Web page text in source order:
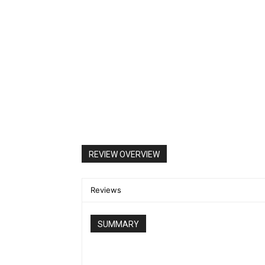
REVIEW OVERVIEW
Reviews
SUMMARY